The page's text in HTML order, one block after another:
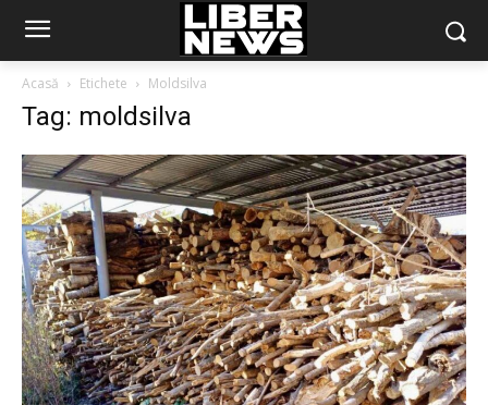
Acasă Etichete Moldsilva
Tag: moldsilva